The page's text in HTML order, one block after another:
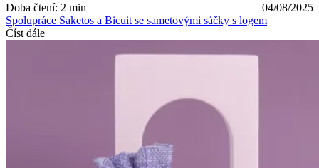
Doba čtení: 2 min
04/08/2025
Spolupráce Saketos a Bicuit se sametovými sáčky s logem
Číst dále